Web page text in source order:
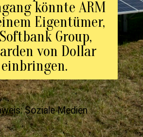
könnte ARM
Eigentümer,
Group,
von Dollar
einbringen.
Soziale Medien